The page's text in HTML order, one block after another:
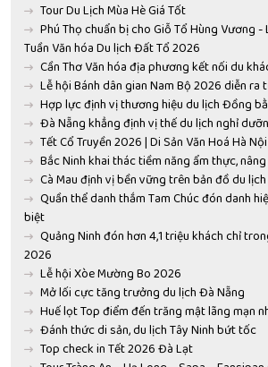
Tour Du Lịch Mùa Hè Giá Tốt
Phú Thọ chuẩn bị cho Giỗ Tổ Hùng Vương
Tuần Văn hóa Du lịch Đất Tổ 2026
Cần Thơ Văn hóa địa phương kết nối du
Lễ hội Bánh dân gian Nam Bộ 2026 diễn ra
Hợp lực định vị thương hiệu du lịch Đồng
Đà Nẵng khẳng định vị thế du lịch nghỉ
Tết Cổ Truyền 2026 | Di Sản Văn Hoá Hà Nội
Bắc Ninh khai thác tiềm năng ẩm thực,
Cà Mau định vị bền vững trên bản đồ du
Quần thể danh thắm Tam Chúc đón danh
biệt
Quảng Ninh đón hơn 4,1 triệu khách chỉ
2026
Lễ hội Xòe Mường Bo 2026
Mở lối cực tăng trưởng du lịch Đà Nẵng
Huế lọt Top điểm đến trăng mật lãng mạn
Đánh thức di sản, du lịch Tây Ninh bứt tốc
Top check in Tết 2026 Đà Lạt